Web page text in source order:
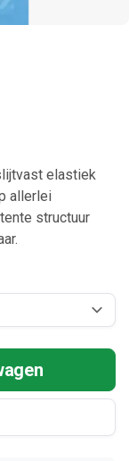
elastiek
allerlei
structuur